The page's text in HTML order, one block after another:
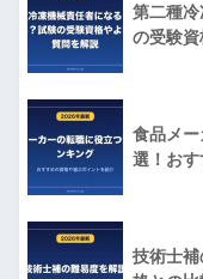
第二種
の受験
食品メ
選！お
技術士